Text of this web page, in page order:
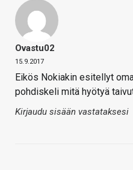
Ovastu02
15.9.2017
Eikös Nokiakin esitellyt
pohdiskeli mitä hyötyä
Kirjaudu sisään vastataksesi